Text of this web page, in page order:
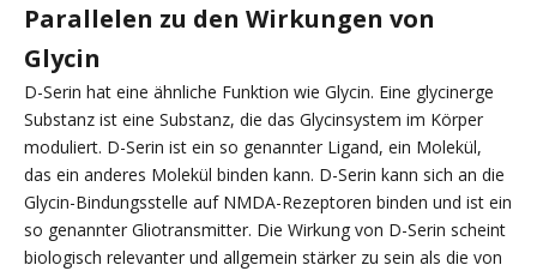
Parallelen zu den Wirkungen von
Glycin
D-Serin hat eine ähnliche Funktion wie Glycin. Eine glycinerge
Substanz ist eine Substanz, die das Glycinsystem im Körper
moduliert. D-Serin ist ein so genannter Ligand, ein Molekül,
das ein anderes Molekül binden kann. D-Serin kann sich an die
Glycin-Bindungsstelle auf NMDA-Rezeptoren binden und ist ein
so genannter Gliotransmitter. Die Wirkung von D-Serin scheint
biologisch relevanter und allgemein stärker zu sein als die von